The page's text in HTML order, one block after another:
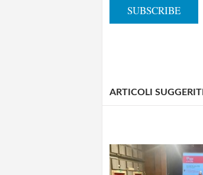
ARTICOLI SUGGERITI